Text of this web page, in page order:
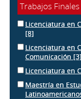
Trabajos Finales
Licenciatura en
[8]
Licenciatura en
Comunicación [3]
Licenciatura en
Maestría en